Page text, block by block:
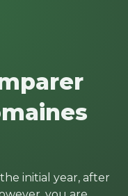
initial year, after